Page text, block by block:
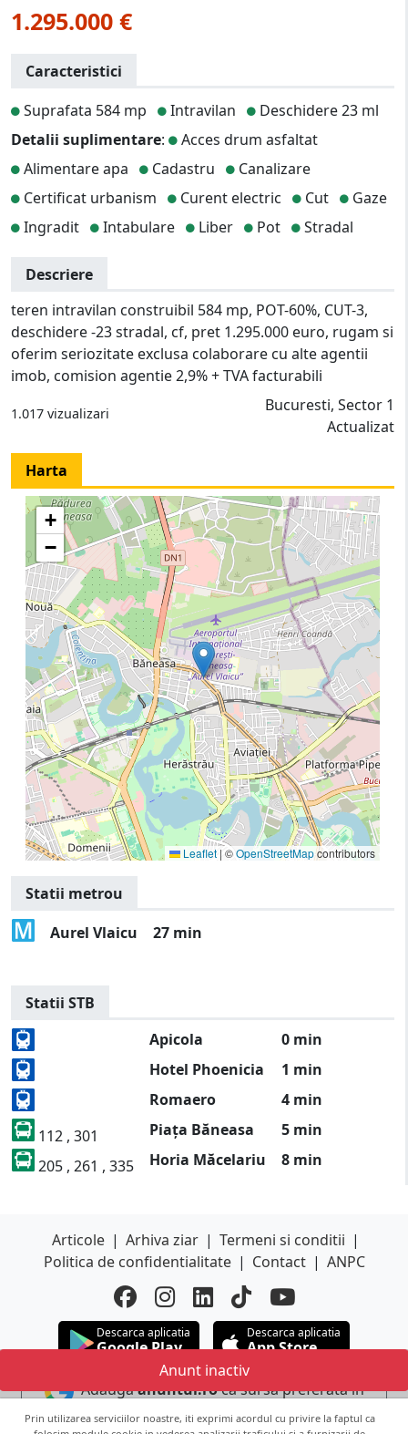
1.295.000 €
Caracteristici
Suprafata 584 mp
Intravilan
Deschidere 23 ml
Detalii suplimentare:
Acces drum asfaltat
Alimentare apa
Cadastru
Canalizare
Certificat urbanism
Curent electric Cut
Gaze
Ingradit
Intabulare Liber Pot Stradal
Descriere
teren intravilan construibil 584 mp, POT-60%, CUT-3,
deschidere -23 stradal, cf, pret 1.295.000 euro, rugam si
oferim seriozitate exclusa colaborare cu alte agentii
imob, comision agentie 2,9% + TVA facturabili
1.017 vizualizari
Bucuresti, Sector 1
Actualizat
Harta
+
−
Leaflet | ©OpenStreetMapcontributors
Statii metrou
Aurel Vlaicu
27 min
Statii STB
Apicola
0 min
Hotel Phoenicia
1 min
Romaero
4 min
112 , 301
Piața Băneasa
5 min
205 , 261 , 335
Horia Măcelariu 8 min
Anunt inactiv
Prin utilizarea serviciilor noastre, iti exprimi acordul cu privire la faptul ca
Articole | Arhiva ziar | Termeni si conditii |
Politica de confidentialitate | Contact | ANPC
Descarca aplicatia
Google Play
Descarca aplicatia
App Store
Adaugaanuntul.roca sursa preferata in
Google